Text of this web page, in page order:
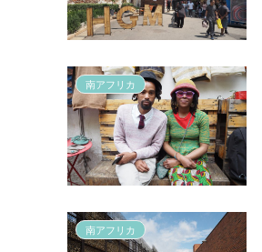
南アフリカ
南アフリカ